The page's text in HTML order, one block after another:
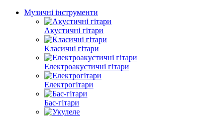
Музичні інструменти
Акустичні гітари
Класичні гітари
Електроакустичні гітари
Електрогітари
Бас-гітари